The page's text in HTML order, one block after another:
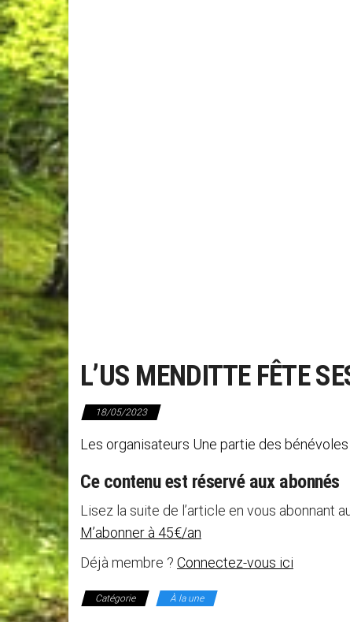
L’US MENDITTE FÊTE
18/05/2023
Les organisateurs Une partie des bénévoles
Ce contenu est réservé aux abonnés
Lisez la suite de l’article en vous abonnant
M’abonner à 45€/an
Déjà membre ? Connectez-vous ici
Catégorie À la une